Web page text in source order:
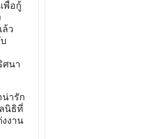
พื่อกู้
ล้ว
ศนา
ารัก
นิธิที่
งาน